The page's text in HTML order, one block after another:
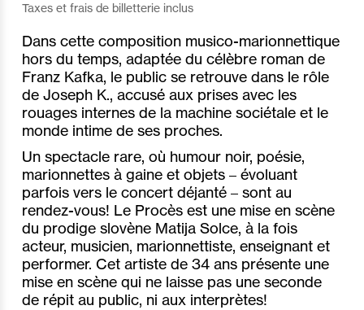
Taxes et frais de billetterie inclus
Dans cette composition musico-marionnettique
hors du temps, adaptée du célèbre roman de
Franz Kafka, le public se retrouve dans le rôle
de Joseph K., accusé aux prises avec les
rouages internes de la machine sociétale et le
monde intime de ses proches.
Un spectacle rare, où humour noir, poésie,
marionnettes à gaine et objets – évoluant
parfois vers le concert déjanté – sont au
rendez-vous! Le Procès est une mise en scène
du prodige slovène Matija Solce, à la fois
acteur, musicien, marionnettiste, enseignant et
performer. Cet artiste de 34 ans présente une
mise en scène qui ne laisse pas une seconde
de répit au public, ni aux interprètes!